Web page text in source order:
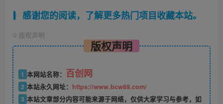
感谢您的阅读，了解更多热门项目收藏本站。
© 版权声明
版权声明
1 本网站名称： 百创网
2 本站永久网址： https://www.bcw89.com/
3 本站文章部分内容可能来源于网络，仅供大家学习与参考，如